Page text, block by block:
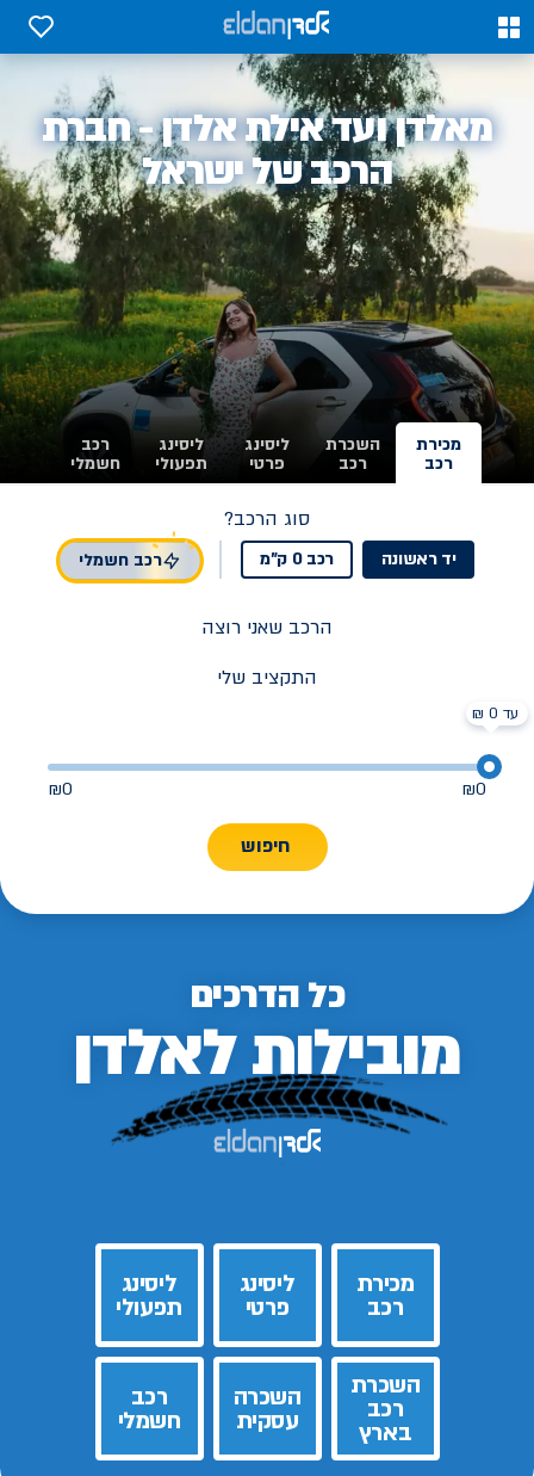
0
0
אלדן
מאלדן ועד אילת אלדן - חברת
הרכב של ישראל
מכירת
רכב
השכרת
רכב
ליסינג
פרטי
ליסינג
תפעולי
רכב
חשמלי
סוג הרכב?
יד ראשונה רכב 0 ק"מ רכב חשמלי
הרכב שאני רוצה
התקציב שלי
₪0
₪0
חיפוש
כל הדרכים
מובילות לאלדן
מכירת
רכב
ליסינג
פרטי
ליסינג
תפעולי
השכרת
רכב
בארץ
השכרה
עסקית
רכב
חשמלי
עד 0 ₪